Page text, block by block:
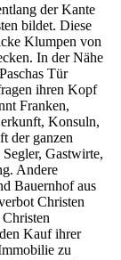
der Kante
bildet. Diese
Klumpen von
In der Nähe
Tür
ihren Kopf
Franken,
Konsuln,
der ganzen
Gastwirte,
Andere
Bauernhof aus
Christen
Kauf ihrer
zu